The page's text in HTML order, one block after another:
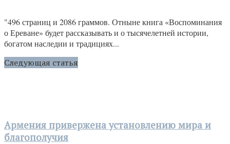
"496 страниц и 2086 граммов. Отныне книга «Воспоминания
о Ереване» будет рассказывать и о тысячелетней истории,
богатом наследии и традициях...
Следующая статья
Армения привержена установлению мира и
благополучия